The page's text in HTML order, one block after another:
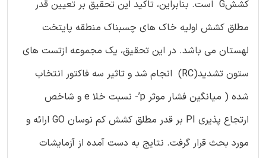
کششG است. بنابراین، تاکید این تحقیق بر تعیین قدر
مطلق کشش اولیه خاک های چسبناک منطقه پایتخت
لهستان می باشد. در این تحقیق، یک مجموعه ازتست های
ستون تشدید(RC) انجام شد و تاثیر سه فاکتور انتخاب
شده ( میانگین فشار موثر p’- نسبت خلا e و شاخص
ارتجاع پذیری PI بر قدر مطلق کشش کم نوسان GO ارائه و
مورد بحث قرار گرفت. نتایج به دست آمده از آزمایشات